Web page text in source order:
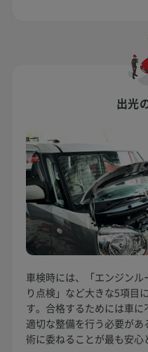
出光
車検時には、「エンジン
り点検」など大きな5項目
す。合格するためには車に
適切な整備を行う必要が
術に委ねることが最も安心